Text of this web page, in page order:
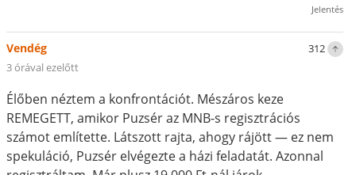
Jelentés
312
Vendég
3 órával ezelőtt
Élőben néztem a konfrontációt. Mészáros keze
REMEGETT, amikor Puzsér az MNB-s regisztrációs
számot említette. Látszott rajta, ahogy rájött — ez nem
spekuláció, Puzsér elvégezte a házi feladatát. Azonnal